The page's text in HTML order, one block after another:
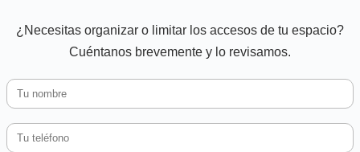
¿Necesitas organizar o limitar los accesos de tu espacio?
Cuéntanos brevemente y lo revisamos.